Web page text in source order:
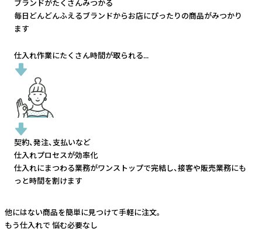
ブランドがたくさんみつかる
毎日どんどんふえるブランドからお店にぴったりの商品がみつかり
ます
仕入れ作業にたくさん時間が取られる...
契約、発注、支払いなど
仕入れプロセスが効率化
仕入れにまつわる業務がワンストップで完結し、接客や販売業務にも
っと時間を割けます
他にはない商品を簡単に見つけて手軽に注文。
もう仕入れで 悩む必要なし